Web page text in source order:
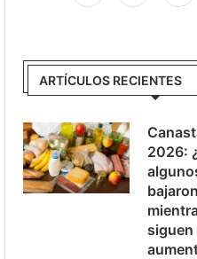
ARTÍCULOS RECIENTES
2026:
siguen